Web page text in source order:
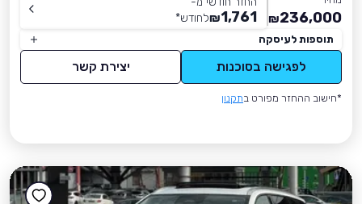
236,000
₪
1,761
₪לחודש*
תוספות לעיסקה
לפגישה בסוכנות יצירת קשר
*חישוב ההחזר מפורט בתקנון